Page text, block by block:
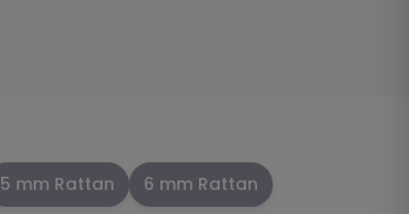
5 mm Rattan
6 mm Rattan